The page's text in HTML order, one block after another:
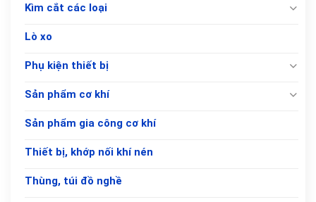
Kìm cắt các loại
Lò xo
Phụ kiện thiết bị
Sản phẩm cơ khí
Sản phẩm gia công cơ khí
Thiết bị, khớp nối khí nén
Thùng, túi đồ nghề